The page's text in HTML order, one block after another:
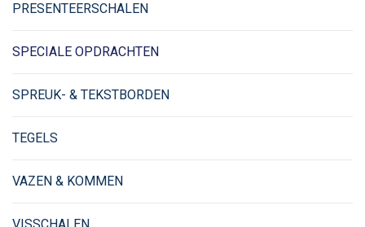
PRESENTEERSCHALEN
SPECIALE OPDRACHTEN
SPREUK- & TEKSTBORDEN
TEGELS
VAZEN & KOMMEN